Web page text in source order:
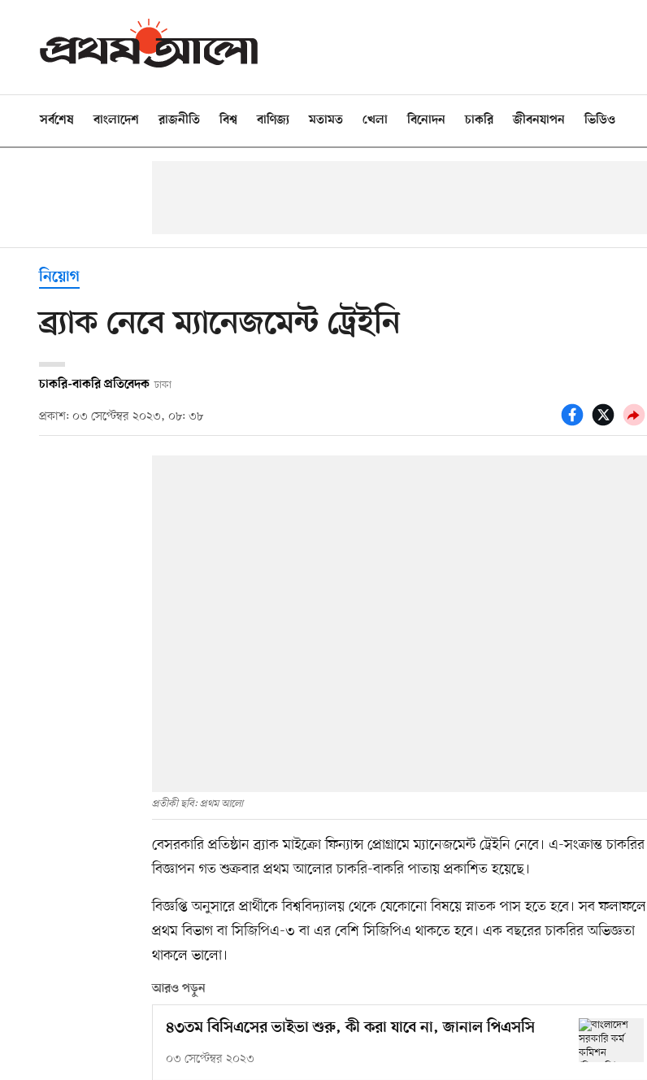
সর্বশেষ বাংলাদেশ রাজনীতি বিশ্ব বাণিজ্য মতামত খেলা বিনোদন চাকরি জীবনযাপন ভিডিও
নিয়োগ
ব্র্যাক নেবে ম্যানেজমেন্ট ট্রেইনি
চাকরি-বাকরি প্রতিবেদক ঢাকা
প্রকাশ: ০৩ সেপ্টেম্বর ২০২৩, ০৮: ৩৮
প্রতীকী ছবি: প্রথম আলো
বেসরকারি প্রতিষ্ঠান ব্র্যাক মাইক্রো ফিন্যান্স প্রোগ্রামে ম্যানেজমেন্ট ট্রেইনি নেবে। এ-সংক্রান্ত চাকরির
বিজ্ঞাপন গত শুক্রবার প্রথম আলোর চাকরি-বাকরি পাতায় প্রকাশিত হয়েছে।
বিজ্ঞপ্তি অনুসারে প্রার্থীকে বিশ্ববিদ্যালয় থেকে যেকোনো বিষয়ে স্নাতক পাস হতে হবে। সব ফলাফলে
প্রথম বিভাগ বা সিজিপিএ-৩ বা এর বেশি সিজিপিএ থাকতে হবে। এক বছরের চাকরির অভিজ্ঞতা
থাকলে ভালো।
আরও পড়ুন
৪৩তম বিসিএসের ভাইভা শুরু, কী করা যাবে না, জানাল পিএসসি
০৩ সেপ্টেম্বর ২০২৩